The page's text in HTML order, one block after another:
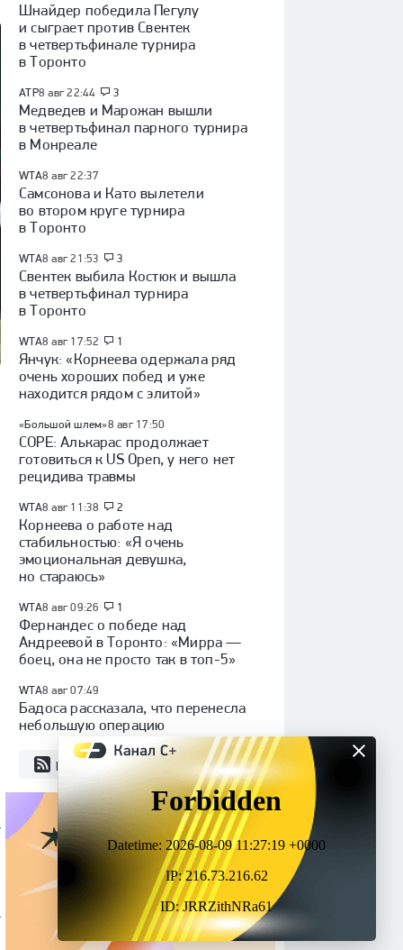
Шнайдер победила Пегулу
и сыграет против Свентек
в четвертьфинале турнира
в Торонто
ATP8 авг 22:44 3
Медведев и Марожан вышли
в четвертьфинал парного турнира
в Монреале
WTA8 авг 22:37
Самсонова и Като вылетели
во втором круге турнира
в Торонто
WTA8 авг 21:53 3
Свентек выбила Костюк и вышла
в четвертьфинал турнира
в Торонто
WTA8 авг 17:52 1
Янчук: «Корнеева одержала ряд
очень хороших побед и уже
находится рядом с элитой»
«Большой шлем»8 авг 17:50
COPE: Алькарас продолжает
готовиться к US Open, у него нет
рецидива травмы
WTA8 авг 11:38 2
Корнеева о работе над
стабильностью: «Я очень
эмоциональная девушка,
но стараюсь»
WTA8 авг 09:26 1
Фернандес о победе над
Андреевой в Торонто: «Мирра —
боец, она не просто так в топ-5»
WTA8 авг 07:49
Бадоса рассказала, что перенесла
небольшую операцию
RSS Все новости